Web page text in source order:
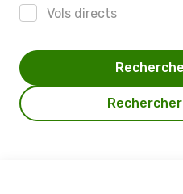
Vols directs